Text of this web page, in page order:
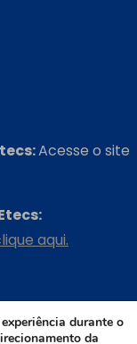
Acesse o site
aqui.
durante o
da